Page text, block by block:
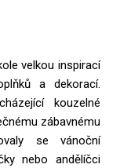
velkou inspirací
a dekorací.
kouzelné
zábavnému
se vánoční
nebo andělíčci